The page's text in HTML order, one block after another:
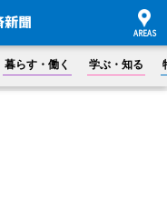
暮らす・働く 学ぶ・知る